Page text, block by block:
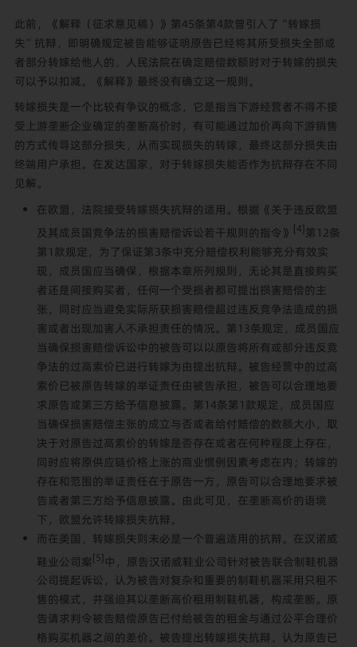
此前，《解释（征求意见稿）》第45条第4款曾引入了“转嫁损
失”抗辩，即明确规定被告能够证明原告已经将其所受损失全部或
者部分转嫁给他人的，人民法院在确定赔偿数额时对于转嫁的损失
可以予以扣减。《解释》最终没有确立这一规则。
转嫁损失是一个比较有争议的概念，它是指当下游经营者不得不接
受上游垄断企业确定的垄断高价时，有可能通过加价再向下游销售
的方式传导这部分损失，从而实现损失的转嫁，最终这部分损失由
终端用户承担。在发达国家，对于转嫁损失能否作为抗辩存在不同
见解。
在欧盟，法院接受转嫁损失抗辩的适用。根据《关于违反欧盟
及其成员国竞争法的损害赔偿诉讼若干规则的指令》 [4]第12条
第1款规定，为了保证第3条中充分赔偿权利能够充分有效实
现，成员国应当确保，根据本章所列规则，无论其是直接购买
者还是间接购买者，任何一个受损者都可提出损害赔偿的主
张，同时应当避免实际所获损害赔偿超过违反竞争法造成的损
害或者出现加害人不承担责任的情况。第13条规定，成员国应
当确保损害赔偿诉讼中的被告可以以原告将所有或部分违反竞
争法的过高索价已进行转嫁为由提出抗辩。被告经营中的过高
索价已被原告转嫁的举证责任由被告承担，被告可以合理地要
求原告或第三方给予信息披露。第14条第1款规定，成员国应
当确保损害赔偿主张的成立与否或者给付赔偿的数额大小，取
决于对原告过高索价的转嫁是否存在或者在何种程度上存在，
同时应将原供应链价格上涨的商业惯例因素考虑在内；转嫁的
存在和范围的举证责任在于原告一方，原告可以合理地要求被
告或者第三方给予信息披露。由此可见，在垄断高价的语境
下，欧盟允许转嫁损失抗辩。
而在美国，转嫁损失则未必是一个普遍适用的抗辩。在汉诺威
鞋业公司案[5] 中，原告汉诺威鞋业公司针对被告联合制鞋机器
公司提起诉讼，认为被告对复杂和重要的制鞋机器采用只租不
售的模式，并强迫其以垄断高价租用制鞋机器，构成垄断。原
告请求判令被告赔偿原告已付给被告的租金与通过公平合理价
格购买机器之间的差价。被告提出转嫁损失抗辩，认为原告已